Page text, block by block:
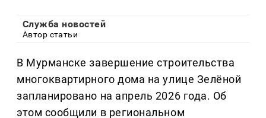
Служба новостей
Автор статьи
В Мурманске завершение строительства
многоквартирного дома на улице Зелёной
запланировано на апрель 2026 года. Об
этом сообщили в региональном